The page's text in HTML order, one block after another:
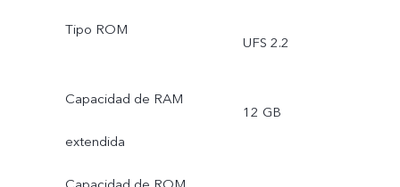
Tipo ROM
UFS 2.2
Capacidad de RAM
extendida
12 GB